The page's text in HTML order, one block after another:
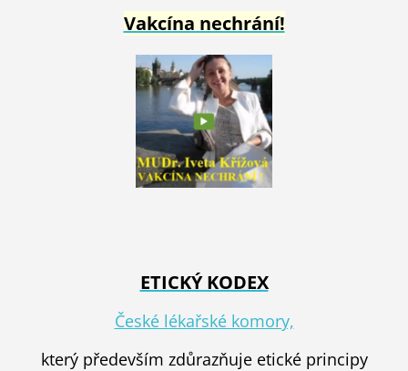
Vakcína nechrání!
ETICKÝ KODEX
České lékařské komory,
který především zdůrazňuje etické principy